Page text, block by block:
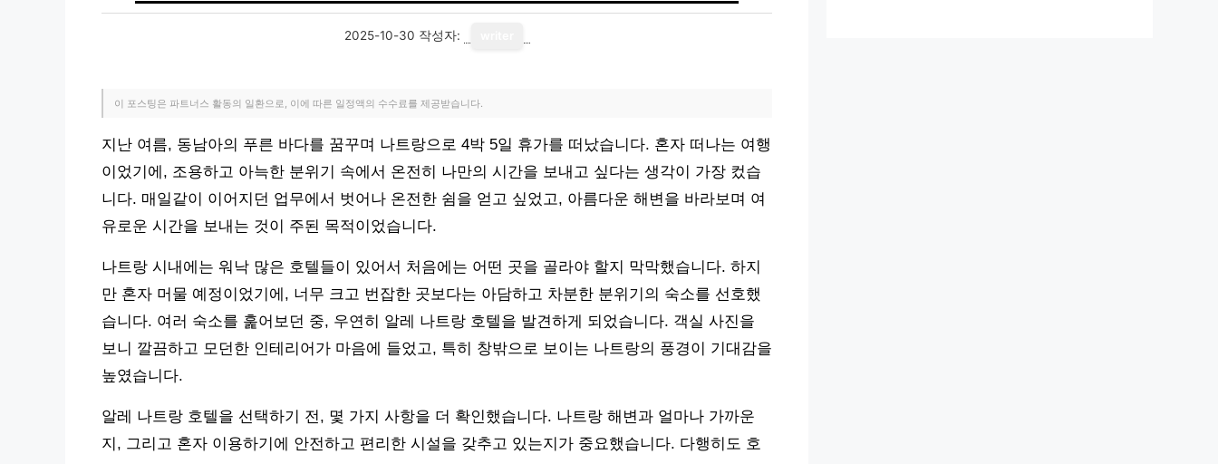
2025-10-30 작성자:
이 포스팅은 파트너스 활동의 일환으로, 이에 따른 일정액의 수수료를 제공받습니다.
지난 여름, 동남아의 푸른 바다를 꿈꾸며 나트랑으로 4박 5일 휴가를 떠났습니다. 혼자 떠나는 여행
이었기에, 조용하고 아늑한 분위기 속에서 온전히 나만의 시간을 보내고 싶다는 생각이 가장 컸습
니다. 매일같이 이어지던 업무에서 벗어나 온전한 쉼을 얻고 싶었고, 아름다운 해변을 바라보며 여
유로운 시간을 보내는 것이 주된 목적이었습니다.
나트랑 시내에는 워낙 많은 호텔들이 있어서 처음에는 어떤 곳을 골라야 할지 막막했습니다. 하지
만 혼자 머물 예정이었기에, 너무 크고 번잡한 곳보다는 아담하고 차분한 분위기의 숙소를 선호했
습니다. 여러 숙소를 훑어보던 중, 우연히 알레 나트랑 호텔을 발견하게 되었습니다. 객실 사진을
보니 깔끔하고 모던한 인테리어가 마음에 들었고, 특히 창밖으로 보이는 나트랑의 풍경이 기대감을
높였습니다.
알레 나트랑 호텔을 선택하기 전, 몇 가지 사항을 더 확인했습니다. 나트랑 해변과 얼마나 가까운
지, 그리고 혼자 이용하기에 안전하고 편리한 시설을 갖추고 있는지가 중요했습니다. 다행히도 호